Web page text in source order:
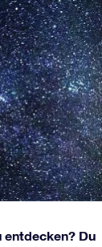
entdecken? Du